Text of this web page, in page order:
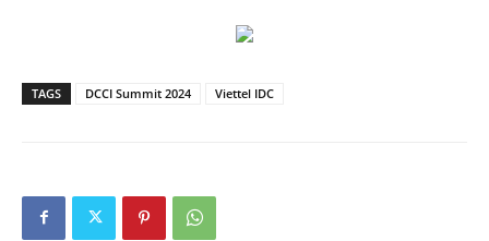
TAGS DCCI Summit 2024 Viettel IDC